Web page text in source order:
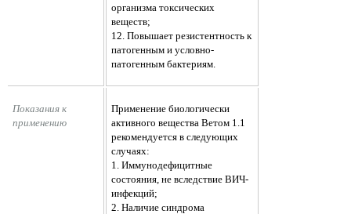
организма токсических
веществ;
12. Повышает резистентность к
патогенным и условно-
патогенным бактериям.
Показания к
применению
Применение биологически
активного вещества Ветом 1.1
рекомендуется в следующих
случаях:
1. Иммунодефицитные
состояния, не вследствие ВИЧ-
инфекций;
2. Наличие синдрома